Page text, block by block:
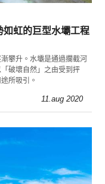
如虹的巨型水壩工程
攀升。水壩是通過攔截河
破壞自然」之由受到抨
所吸引。
11.aug 2020